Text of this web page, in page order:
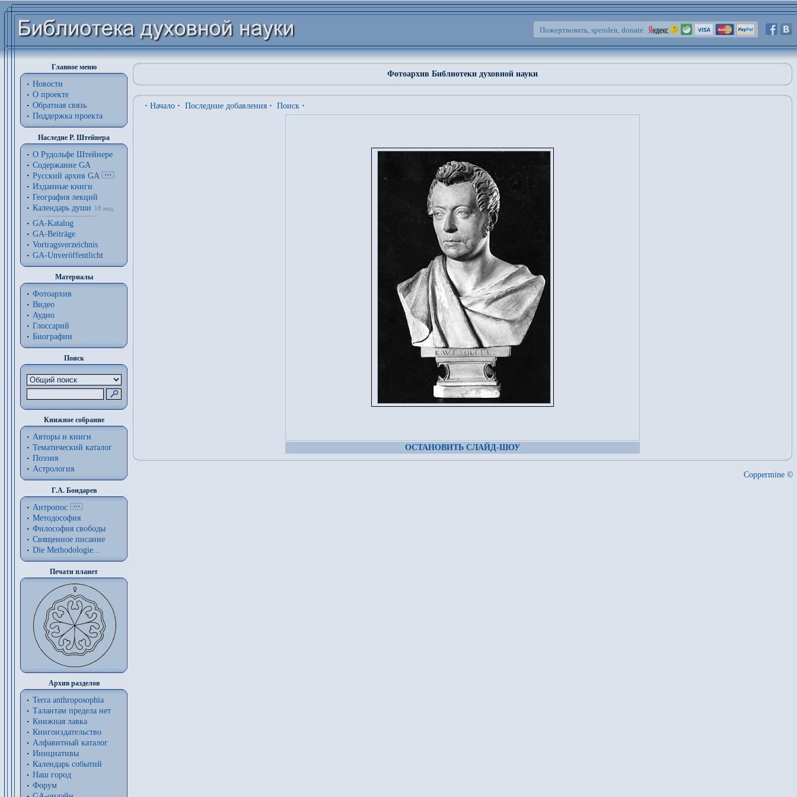
Пожертвовать, spenden, donate
Главное меню
Новости
О проекте
Обратная связь
Поддержка проекта
Наследие Р. Штейнера
О Рудольфе Штейнере
Содержание GA
Русский архив GA
Изданные книги
География лекций
Календарь души
18 нед.
GA-Katalog
GA-Beiträge
Vortragsverzeichnis
GA-Unveröffentlicht
Материалы
Фотоархив
Видео
Аудио
Глоссарий
Биографии
Поиск
Книжное собрание
Авторы и книги
Тематический каталог
Поэзия
Астрология
Г.А. Бондарев
Антропос
Методософия
Философия cвободы
Священное писание
Die Methodologie...
Печати планет
Архив разделов
Terra anthroposophia
Талантам предела нет
Книжная лавка
Книгоиздательство
Алфавитный каталог
Инициативы
Календарь событий
Наш город
Форум
Фотоархив Библиотеки духовной науки
· Начало · Последние добавления · Поиск ·
ОСТАНОВИТЬ СЛАЙД-ШОУ
Coppermine ©